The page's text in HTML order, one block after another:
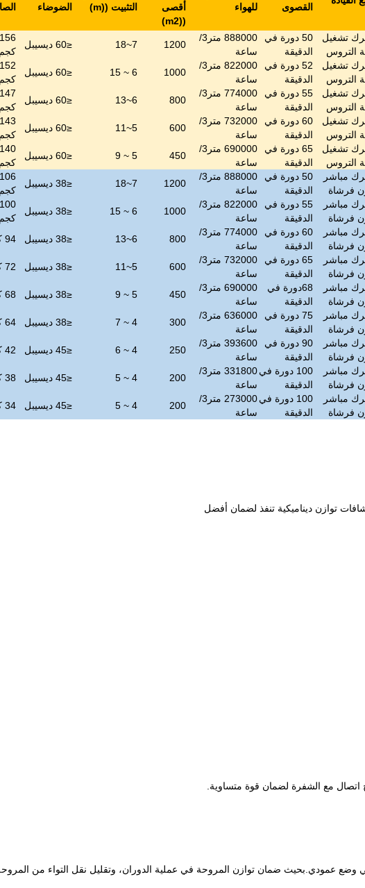
القصوى
للهواء
أقصى
((m
2)
التثبيت ((m)
الضوضاء
تشغيل
التروس
50 دورة في
الدقيقة
888000 متر3/
ساعة
1200
7~18
≤60 ديسيبل
156
تشغيل
التروس
52 دورة في
الدقيقة
822000 متر3/
ساعة
1000
6 ~ 15
≤60 ديسيبل
152
تشغيل
التروس
55 دورة في
الدقيقة
774000 متر3/
ساعة
800
6~13
≤60 ديسيبل
147
تشغيل
التروس
60 دورة في
الدقيقة
732000 متر3/
ساعة
600
5~11
≤60 ديسيبل
143
تشغيل
التروس
65 دورة في
الدقيقة
690000 متر3/
ساعة
450
5 ~ 9
≤60 ديسيبل
140
مباشر
فرشاة
50 دورة في
الدقيقة
888000 متر3/
ساعة
1200
7~18
≤38 ديسيبل
106
مباشر
فرشاة
55 دورة في
الدقيقة
822000 متر3/
ساعة
1000
6 ~ 15
≤38 ديسيبل
100
مباشر
فرشاة
60 دورة في
الدقيقة
774000 متر3/
ساعة
800
6~13
≤38 ديسيبل 94 كجم
مباشر
فرشاة
65 دورة في
الدقيقة
732000 متر3/
ساعة
600
5~11
≤38 ديسيبل 72 كجم
مباشر
فرشاة
68دورة في
الدقيقة
690000 متر3/
ساعة
450
5 ~ 9
≤38 ديسيبل 68 كجم
مباشر
فرشاة
75 دورة في
الدقيقة
636000 متر3/
ساعة
300
4 ~ 7
≤38 ديسيبل 64 كجم
مباشر
فرشاة
90 دورة في
الدقيقة
393600 متر3/
ساعة
250
4 ~ 6
≤45 ديسيبل 42 كجم
مباشر
فرشاة
100 دورة في
الدقيقة
331800 متر3/
ساعة
200
4 ~ 5
≤45 ديسيبل 38 كجم
مباشر
فرشاة
100 دورة في
الدقيقة
273000 متر3/
ساعة
200
4 ~ 5
≤45 ديسيبل 34 كجم
مع الشفرة لضمان قوة متساوية.
وضع عمودي.بحيث ضمان توازن المروحة في عملية الدوران، وتقليل نقل التواء من